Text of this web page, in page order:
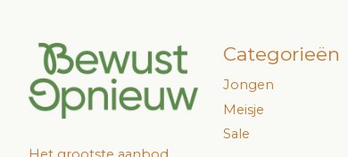
Categorieën
Jongen
Meisje
Sale